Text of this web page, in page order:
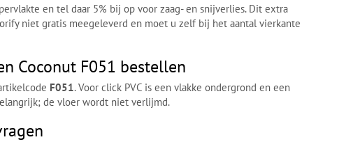
en tel daar 5% bij op voor zaag- en snijverlies. Dit extra
niet gratis meegeleverd en moet u zelf bij het aantal vierkante
Coconut F051 bestellen
F051. Voor click PVC is een vlakke ondergrond en een
de vloer wordt niet verlijmd.